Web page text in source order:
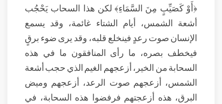
﴿أَوْ كَصَيِّبٍ مِنَ السَّمَاءِ﴾ لكن هذا السحاب يَحْجُب
أشعة الشمس، أيام الشتاء غائمة، وقد يسمع
الإنسان صوت رعدٍ فينخلع قلبه، وقد يرى ضوء برقٍ
فيخطف بصره، ما رأى المنافقون ما في هذه
السحابة من الخير، أزعجهم الغيم الذي حجب أشعة
الشمس، أزعجهم صوت الرعد، أزعجهم وميض
البرق، هذه أزعجتهم فرفضوا هذه السحابة، في